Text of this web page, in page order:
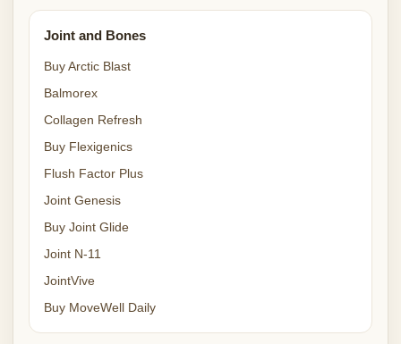
Joint and Bones
Buy Arctic Blast
Balmorex
Collagen Refresh
Buy Flexigenics
Flush Factor Plus
Joint Genesis
Buy Joint Glide
Joint N-11
JointVive
Buy MoveWell Daily